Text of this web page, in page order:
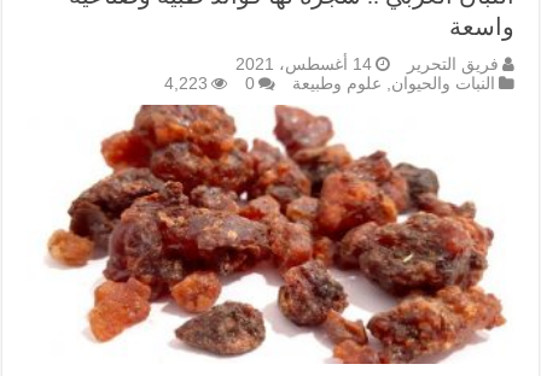
واسعة
فريق التحرير
14 أغسطس، 2021
النبات والحيوان, علوم وطبيعة 0
4,223